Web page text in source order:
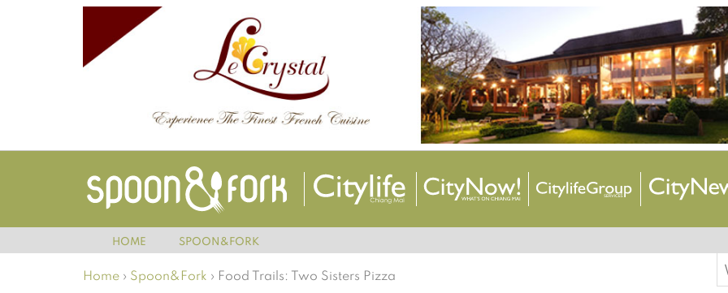
HOME SPOON&FORK
Home › Spoon&Fork › Food Trails: Two Sisters Pizza